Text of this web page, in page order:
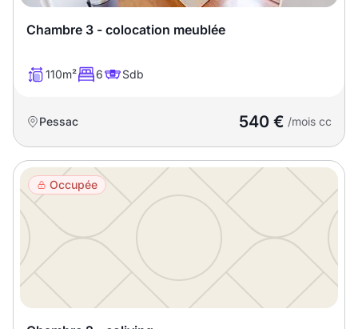
Chambre 3 - colocation meublée
110m² 6 Sdb
Pessac 540 € /mois cc
Occupée